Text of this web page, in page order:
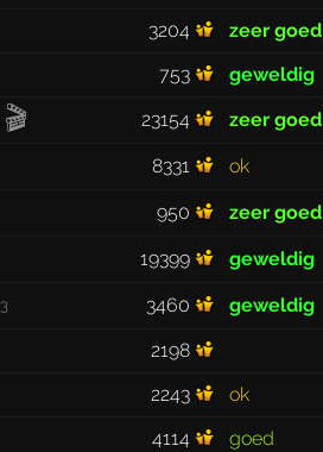
3204 zeer goed
753 geweldig
🎬 23154 zeer goed
8331 ok
950 zeer goed
19399 geweldig
3 3460 geweldig
2198
2243 ok
4114 goed